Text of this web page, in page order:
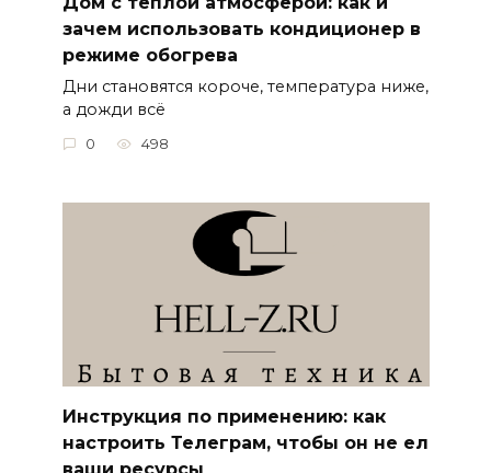
зачем использовать кондиционер в
режиме обогрева
Дни становятся короче, температура ниже,
а дожди всё
0 498
Инструкция по применению: как
настроить Телеграм, чтобы он не ел